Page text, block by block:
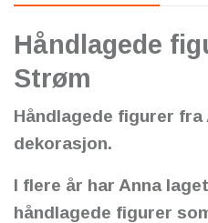
Håndlagede
Strøm
Håndlagede figurer fra
dekorasjon.
I flere år har Anna
håndlagede figurer